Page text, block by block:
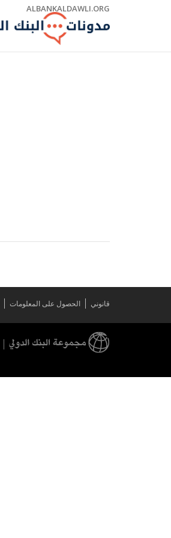
ALBANKALDAWLI.ORG
قانوني الحصول على المعلومات